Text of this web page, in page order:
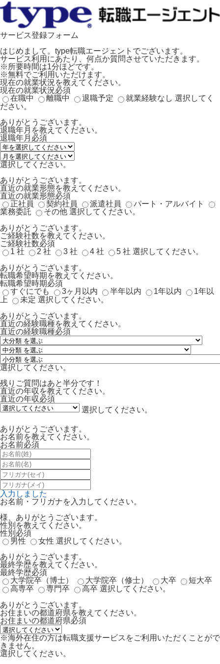
サービス登録フォーム
はじめまして。type転職エージェントでございます。
サービス利用にあたり、何点か質問させていただきます。
※所要時間は1分ほどです。
※無料でご利用いただけます。
現在の就業状況を教えてください。
現在の就業状況必須
在職中
離職中 退職予定 就業経験なし 選択してく
ださい。
ありがとうございます。
退職年月を教えてください。
退職年月 必須
選択してください。
ありがとうございます。
直近の就業形態を教えてください。
直近の就業形態必須
正社員
契約社員 派遣社員
パート・アルバイト
業務委託
その他 選択してください。
ありがとうございます。
ご経験社数を教えてください。
ご経験社数必須
1 社
2 社 3 社 4 社 5 社 選択してください。
ありがとうございます。
転職希望時期を教えてください。
転職希望時期必須
すぐにでも
3ヶ月以内 半年以内 1年以内
1年以
上
未定 選択してください。
ありがとうございます。
直近の経験職種を教えてください。
直近の経験職種必須
選択してください。
残りご質問はあと半分です！
直近の年収を教えてください。
直近の年収必須
選択してください。
ありがとうございます。
お名前を教えてください。
お名前必須
入力しました
お名前・フリガナを入力してください。
様、ありがとうございます。
性別を教えてください。
性別 必須
男性
女性 選択してください。
ありがとうございます。
最終学歴を教えてください。
最終学歴必須
大学院卒（博士）
大学院卒（修士） 大卒
短大卒
高専卒
専門卒 高卒 選択してください。
ありがとうございます。
お住まいの都道府県を教えてください。
お住まいの都道府県必須
※海外在住の方は転職支援サービスをご利用いただくことがで
きません。
選択してください。